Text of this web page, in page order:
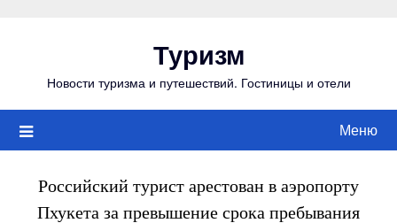
Туризм
Новости туризма и путешествий. Гостиницы и отели
Меню
Российский турист арестован в аэропорту
Пхукета за превышение срока пребывания